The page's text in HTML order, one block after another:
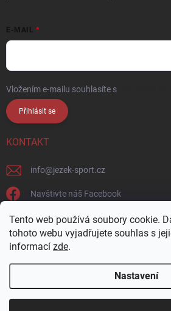
Tento web používá soubory cookie.
tohoto webu vyjadřujete souhlas s
informací zde.
Nastavení
E-MAIL
Vložením e-mailu souhlasíte s
Přihlásit se
KONTAKT
info@jezek-sport.cz
Navštivte náš Facebook
jezek_sport_np/
Copyright 2026Ježek sport s.r.o.. Všechna